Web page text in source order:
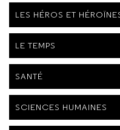
LES HÉROS ET
LE TEMPS
SANTÉ
SCIENCES HUMAINES